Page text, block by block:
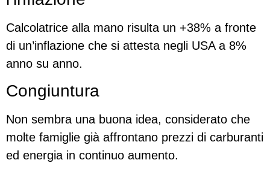
Calcolatrice alla mano risulta un +38% a fronte
di un’inflazione che si attesta negli USA a 8%
anno su anno.
Congiuntura
Non sembra una buona idea, considerato che
molte famiglie già affrontano prezzi di carburanti
ed energia in continuo aumento.